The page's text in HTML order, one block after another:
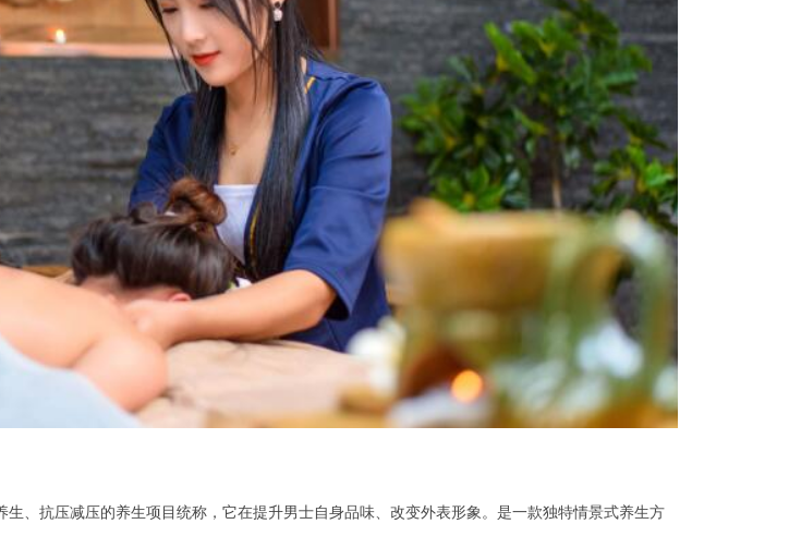
、抗压减压的养生项目统称，它在提升男士自身品味、改变外表形象。是一款独特情景式养生方